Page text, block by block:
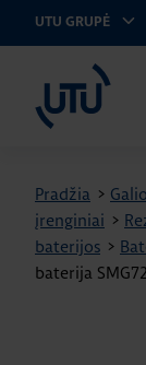
UTU GRUPĖ
UTU Lithuania
Pradžia >
įrenginiai >
baterijos >
baterija